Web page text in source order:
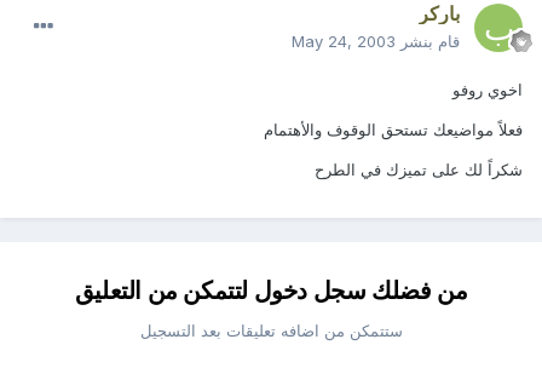
باركر
قام بنشر May 24, 2003
اخوي روفو
فعلاً مواضيعك تستحق الوقوف والأهتمام
شكراً لك على تميزك في الطرح
من فضلك سجل دخول لتتمكن من التعليق
ستتمكن من اضافه تعليقات بعد التسجيل